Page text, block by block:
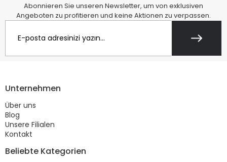
Abonnieren Sie unseren Newsletter, um von exklusiven
Angeboten zu profitieren und keine Aktionen zu verpassen.
Unternehmen
Über uns
Blog
Unsere Filialen
Kontakt
Beliebte Kategorien